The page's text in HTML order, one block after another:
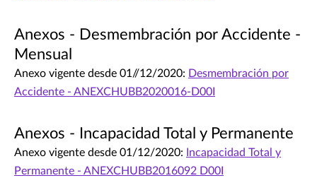
Anexos - Desmembración por Accidente -
Mensual
Anexo vigente desde 01//12/2020: Desmembración por
Accidente - ANEXCHUBB2020016-D00I
Anexos - Incapacidad Total y Permanente
Anexo vigente desde 01/12/2020:
Incapacidad Total y
Permanente - ANEXCHUBB2016092 D00I